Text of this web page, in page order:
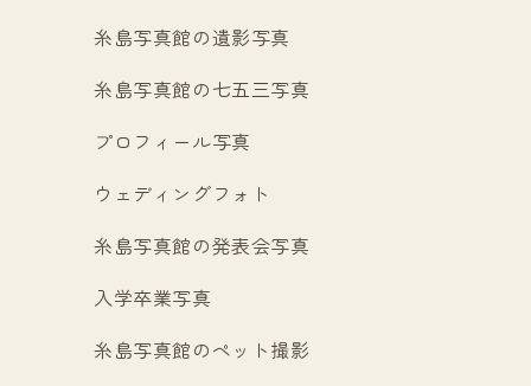
糸島写真館の遺影写真
糸島写真館の七五三写真
プロフィール写真
ウェディングフォト
糸島写真館の発表会写真
入学卒業写真
糸島写真館のペット撮影